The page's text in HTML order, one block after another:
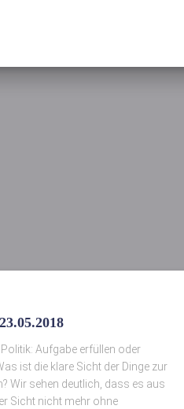
Politik: Aufgabe erfüllen oder
ist die klare Sicht der Dinge zur
Wir sehen deutlich, dass es aus
Sicht nicht mehr ohne